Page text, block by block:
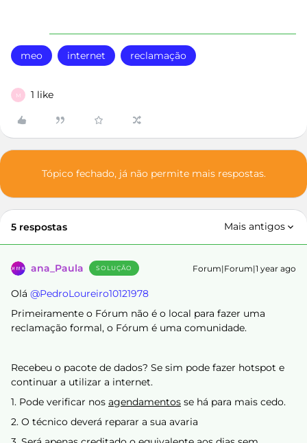
meo internet reclamação
M 1 like
Tópico fechado, já não permite mais respostas.
5 respostas Mais antigos
ana_Paula SOLUÇÃO Forum|Forum|1 year ago
Olá ​ @PedroLoureiro10121978
Primeiramente o Fórum não é o local para fazer uma
reclamação formal, o Fórum é uma comunidade.
Recebeu o pacote de dados? Se sim pode fazer hotspot e
continuar a utilizar a internet.
1. Pode verificar nos agendamentos se há para mais cedo.
2. O técnico deverá reparar a sua avaria